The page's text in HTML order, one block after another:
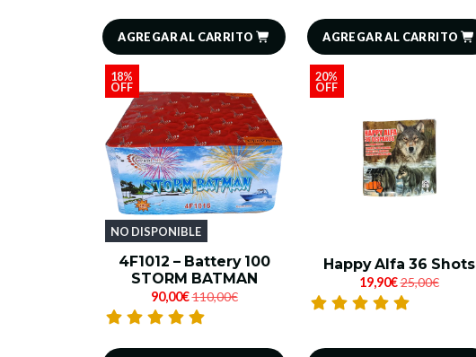
AGREGAR AL CARRITO AGREGAR AL CARRITO
18%
OFF
NO DISPONIBLE
4F1012 – Battery 100
STORM BATMAN
90,00€110,00€
20%
OFF
Happy Alfa 36 Shots
19,90€25,00€